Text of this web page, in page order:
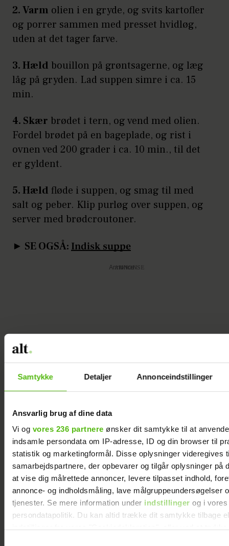
Samtykke Detaljer Annonceindstillinger
Ansvarlig brug af dine data
Vi og vores 236 partnere ønsker dit samtykke til at
indsamle persondata om IP-adresse, ID og din browser til
statistik og marketingformål. Disse oplysninger videregives
samarbejdspartnere, der opbevarer og tilgår oplysninger på
at vise dig målrettede annoncer, levere tilpasset indhold,
annonce- og indholdsmåling, lave målgruppeundersøgelser
tjenester. Se mere information under indstillinger og i vores
persondatapolitik. Du kan altid trække dit samtykke tilbage
2. Varm olien i en gryde, og svits kartofler
og porrer sammen med presset hvidløg,
uden at det tager farve.
3. Hæld bouillon på grøntsagerne, og læg
låg på gryden. Lad suppen simre i ca. 15
min.
4. Skær brødet i tern, og vend med olien.
Fordel brødet på en bageplade, og rist i
ovnen ved 200 grader i ca. 10 min., til det
er gyldent.
5. Hæld fløde i suppen, og smag til med
salt og peber. Klip purløg over suppen, og
server med brødcroutoner.
► SE OGSÅ: Indisk suppe
Annonce
► SE OGSÅ: Kokos & lime-suppe
hvidløgscroutoner
BOLIGLIV MAD OPSKRIFT